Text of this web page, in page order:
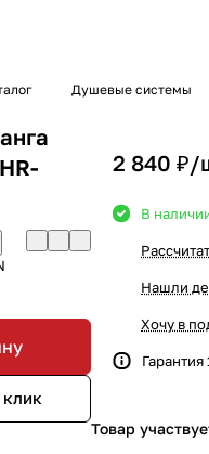
Душевые системы
клик
2 840 ₽/
В
Нашли
Хочу в
Гарантия
Товар